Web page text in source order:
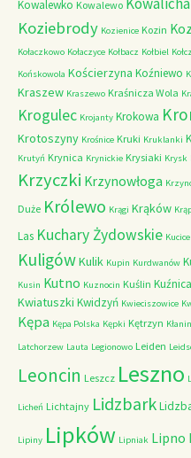
Kowalewko Kowalewo
Koziebrody Kozienice Kozin
Kołaczkowo Kołaczyce Kołbacz Kołbiel
Końskowola Kościerzyna Koźniewo
Kraszew Kraszewo Kraśnicza Wola
Krogulec Krojanty Krokowa
Krotoszyny Krośnice Kruki Kruklanki
Krutyń Krynica Krynickie Krysiaki Krysk
Krzyczki Krzynowłoga
Duże Królewo Krągi Krąków
Las Kuchary Żydowskie Kucice
KuligówKulik Kupin Kurdwanów
Kusin Kutno Kuznocin Kuślin Kuźnica
Kwiatuszki Kwidzyń Kwieciszowice
Kępa Kępa Polska Kępki Kętrzyn
Latchorzew Lauta Legionowo Leiden
Leoncin Leszcz Leszno
Licheń Lichtajny Lidzbark
Lipiny Lipków Lipniak Lipno